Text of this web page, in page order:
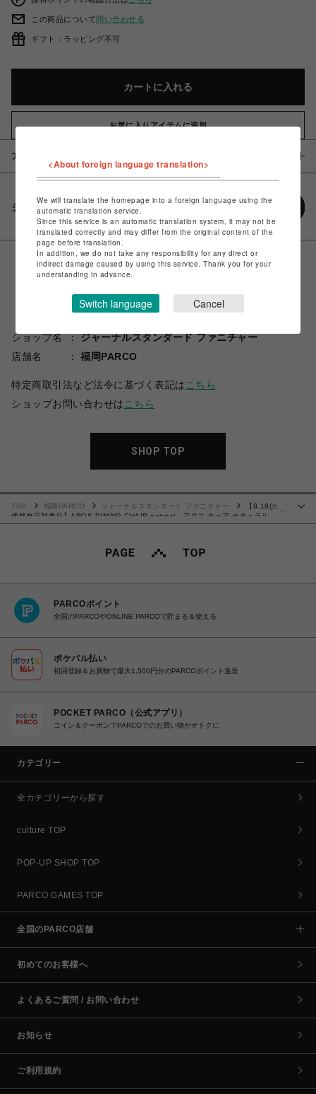
この商品について問い合わせる
ギフト：ラッピング不可
カートに入れる
お気に入りアイテムに追加
アイテム説明 / 素材
シェアする
ショップ名
ジャーナルスタンダード ファニチャー
店舗名
福岡PARCO
特定商取引法など法令に基づく表記は こちら
ショップお問い合わせは こちら
SHOP TOP
TOP 福岡PARCO ジャーナルスタンダード ファニチャー
【8.18(火)
価格改定対象品】AROS DINING CHAIR natural アロス チェア ナチュラル
704
PARCOポイント
全国のPARCOやONLINE PARCOで貯まる＆使える
ポケパル払い
初回登録＆お買物で最大1,500円分のPARCOポイント進呈
POCKET PARCO（公式アプリ）
コイン＆クーポンでPARCOでのお買い物がオトクに
カテゴリー
全カテゴリーから探す
culture TOP
POP-UP SHOP TOP
PARCO GAMES TOP
全国のPARCO店舗
初めてのお客様へ
よくあるご質問 / お問い合わせ
お知らせ
ご利用規約
<About foreign language translation>
We will translate the homepage into a foreign language using the
automatic translation service.
Since this service is an automatic translation system, it may not be
translated correctly and may differ from the original content of the
page before translation.
In addition, we do not take any responsibility for any direct or
indirect damage caused by using this service. Thank you for your
understanding in advance.
Switch language Cancel